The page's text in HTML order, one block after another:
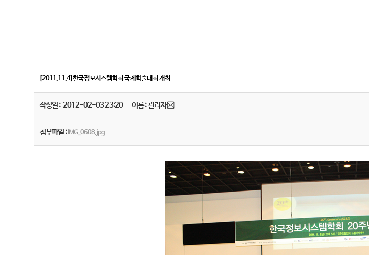
[2011.11.4]한국정보시스템학회 국제학술대회 개최
작성일 : 2012-02-03 23:20 이름 : 관리자
첨부파일 :IMG_0608.jpg